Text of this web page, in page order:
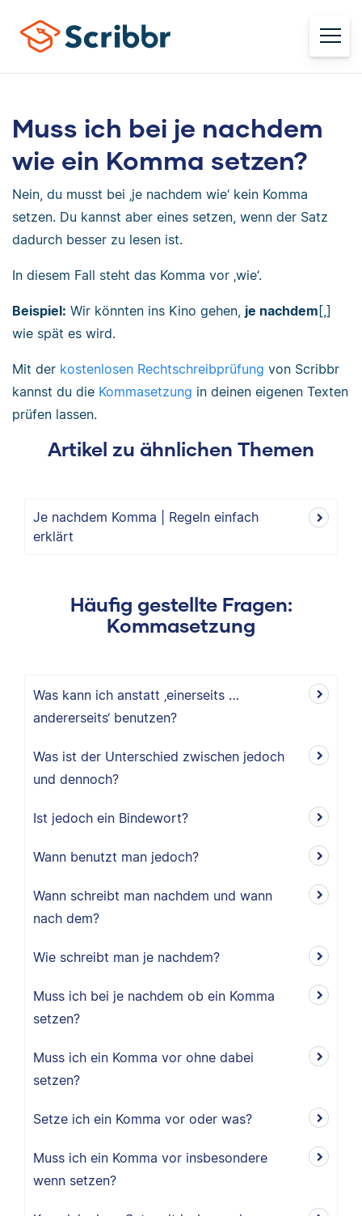
Muss ich bei je nachdem
wie ein Komma setzen?
Nein, du musst bei ‚je nachdem wie‘ kein Komma
setzen. Du kannst aber eines setzen, wenn der Satz
dadurch besser zu lesen ist.
In diesem Fall steht das Komma vor ‚wie‘.
Beispiel: Wir könnten ins Kino gehen, je nachdem [,]
wie spät es wird.
Mit der kostenlosen Rechtschreibprüfung von Scribbr
kannst du die Kommasetzung in deinen eigenen Texten
prüfen lassen.
Artikel zu ähnlichen Themen
Je nachdem Komma | Regeln einfach
erklärt
Häufig gestellte Fragen:
Kommasetzung
Was kann ich anstatt ‚einerseits …
andererseits‘ benutzen?
Was ist der Unterschied zwischen jedoch
und dennoch?
Ist jedoch ein Bindewort?
Wann benutzt man jedoch?
Wann schreibt man nachdem und wann
nach dem?
Wie schreibt man je nachdem?
Muss ich bei je nachdem ob ein Komma
setzen?
Muss ich ein Komma vor ohne dabei
setzen?
Setze ich ein Komma vor oder was?
Muss ich ein Komma vor insbesondere
wenn setzen?